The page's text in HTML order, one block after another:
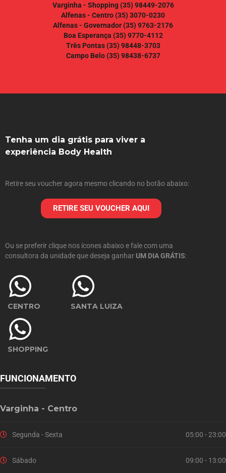
Varginha - Shopping(35) 98449-2076
Alfenas - Centro(35) 3070-0230
Alfenas - Governador(35) 9763-2176
Boa Esperança (35) 9770-4112
Três Pontas(35) 98448-3703
Campo Belo(35) 98438-6737
Tenha um dia grátis para viver a
experiência Body Health
Retire seu voucher agora mesmo clicando no botão abaixo:
RETIRE SEU VOUCHER AQUI
Ou se preferir clique nos ícones abaixo e fale com uma
consultora da unidade que deseja ganhar UM DIA GRÁTIS:
CENTRO SANTA LUIZA
SHOPPING
FUNCIONAMENTO
Varginha - Centro
Segunda - Sexta 05:00 - 23:00
Sábado 09:00 - 13:00